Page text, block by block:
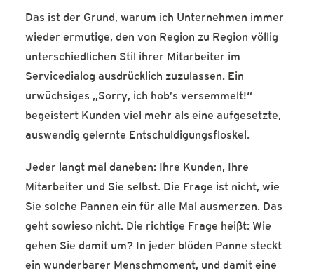
Das ist der Grund, warum ich Unternehmen immer
wieder ermutige, den von Region zu Region völlig
unterschiedlichen Stil ihrer Mitarbeiter im
Servicedialog ausdrücklich zuzulassen. Ein
urwüchsiges „Sorry, ich hob’s versemmelt!“
begeistert Kunden viel mehr als eine aufgesetzte,
auswendig gelernte Entschuldigungsfloskel.
Jeder langt mal daneben: Ihre Kunden, Ihre
Mitarbeiter und Sie selbst. Die Frage ist nicht, wie
Sie solche Pannen ein für alle Mal ausmerzen. Das
geht sowieso nicht. Die richtige Frage heißt: Wie
gehen Sie damit um? In jeder blöden Panne steckt
ein wunderbarer Menschmoment, und damit eine